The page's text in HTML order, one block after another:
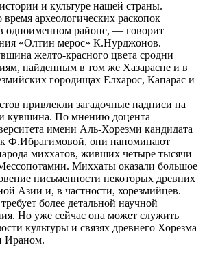
и культуре нашей страны.
археологических раскопок
одноименном районе, — говорит
«Олтин мерос» К.Нурджонов. —
желто-красного цвета сродни
найденным в том же Хазараспе и в
городищах Елхарос, Капарас и
привлекли загадочные надписи на
кувшина. По мнению доцента
имени Аль-Хорезми кандидата
Ф.Ибрагимовой, они напоминают
миххатов, живших четыре тысячи
Миххаты оказали большое
письменности некоторых древних
Азии и, в частности, хорезмийцев.
более детальной научной
Но уже сейчас она может служить
культуры и связях древнего Хорезма
Ираном.